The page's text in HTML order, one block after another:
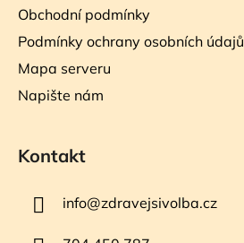
Obchodní podmínky
Podmínky ochrany osobních údajů
Mapa serveru
Napište nám
Kontakt
info@zdravejsivolba.cz